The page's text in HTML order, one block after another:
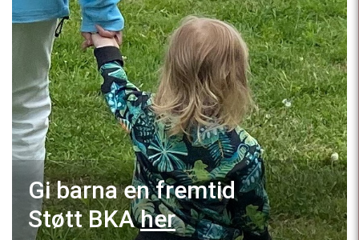
Gi barna en fremtid
Støtt BKAher